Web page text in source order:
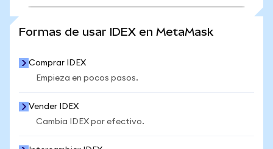
Formas de usar IDEX en MetaMask
Comprar IDEX
Empieza en pocos pasos.
Vender IDEX
Cambia IDEX por efectivo.